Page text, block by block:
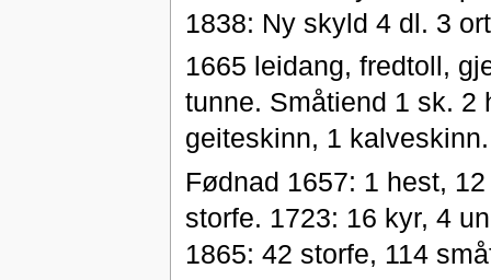
1838: Ny skyld 4 dl. 3
1665 leidang, fredtoll,
tunne. Småtiend 1 sk. 2
geiteskinn, 1 kalveskinn.
Fødnad 1657: 1 hest,
storfe. 1723: 16 kyr, 4
1865: 42 storfe, 114